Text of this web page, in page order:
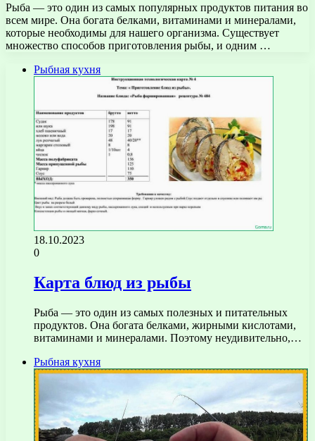
Рыба — это один из самых популярных продуктов питания во
всем мире. Она богата белками, витаминами и минералами,
которые необходимы для нашего организма. Существует
множество способов приготовления рыбы, и одним …
Рыбная кухня
18.10.2023
0
Карта блюд из рыбы
Рыба — это один из самых полезных и питательных
продуктов. Она богата белками, жирными кислотами,
витаминами и минералами. Поэтому неудивительно,…
Рыбная кухня